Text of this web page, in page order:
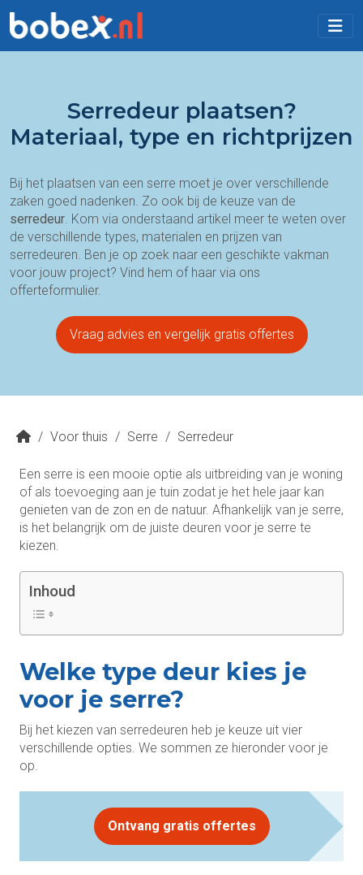
Serredeur plaatsen?
Materiaal, type en richtprijzen
Bij het plaatsen van een serre moet je over verschillende
zaken goed nadenken. Zo ook bij de keuze van de
serredeur. Kom via onderstaand artikel meer te weten over
de verschillende types, materialen en prijzen van
serredeuren. Ben je op zoek naar een geschikte vakman
voor jouw project? Vind hem of haar via ons
offerteformulier.
Vraag advies en vergelijk gratis offertes
/ Voor thuis / Serre / Serredeur
Een serre is een mooie optie als uitbreiding van je woning
of als toevoeging aan je tuin zodat je het hele jaar kan
genieten van de zon en de natuur. Afhankelijk van je serre,
is het belangrijk om de juiste deuren voor je serre te
kiezen.
Inhoud
Welke type deur kies je
voor je serre?
Bij het kiezen van serredeuren heb je keuze uit vier
verschillende opties. We sommen ze hieronder voor je
op.
Ontvang gratis offertes